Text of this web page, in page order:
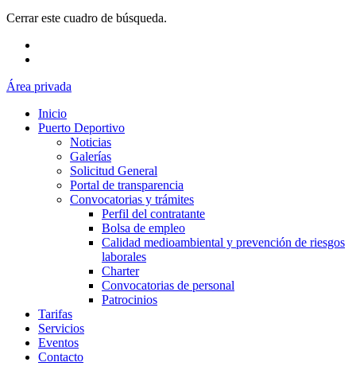
Cerrar este cuadro de búsqueda.
Área privada
Inicio
Puerto Deportivo
Noticias
Galerías
Solicitud General
Portal de transparencia
Convocatorias y trámites
Perfil del contratante
Bolsa de empleo
Calidad medioambiental y prevención de riesgos
laborales
Charter
Convocatorias de personal
Patrocinios
Tarifas
Servicios
Eventos
Contacto